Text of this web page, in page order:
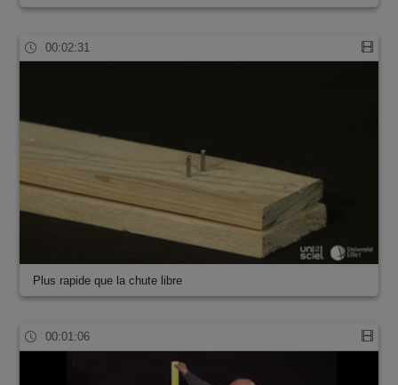
00:02:31
Plus rapide que la chute libre
00:01:06